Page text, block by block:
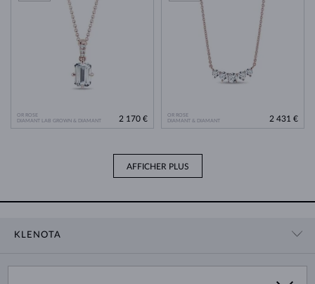
OR ROSE
DIAMANT LAB GROWN & DIAMANT
2 170 €
OR ROSE
DIAMANT & DIAMANT
2 431 €
AFFICHER PLUS
KLENOTA